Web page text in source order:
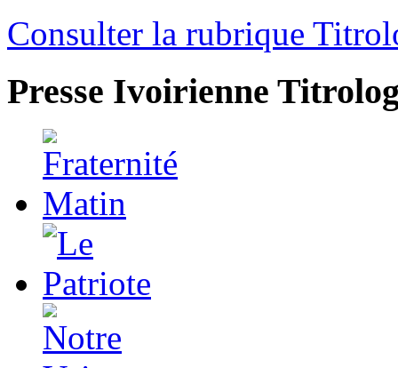
Consulter la rubrique
Presse Ivoirienne